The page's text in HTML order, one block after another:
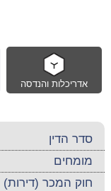
אדריכלות והנדסה
סדר הדין
מומחים
חוק המכר (דירות)